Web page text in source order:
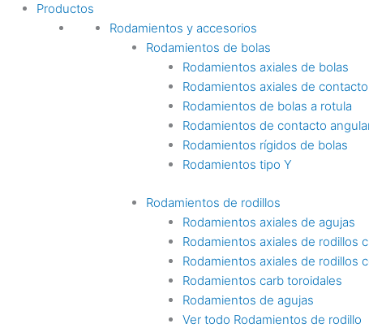
Productos
Rodamientos y accesorios
Rodamientos de bolas
Rodamientos axiales de bolas
Rodamientos axiales de
Rodamientos de bolas a rotula
Rodamientos de contacto
Rodamientos rígidos de bolas
Rodamientos tipo Y
Rodamientos de rodillos
Rodamientos axiales de agujas
Rodamientos axiales de rodillos
Rodamientos axiales de rodillos
Rodamientos carb toroidales
Rodamientos de agujas
Ver todo Rodamientos de rodillo